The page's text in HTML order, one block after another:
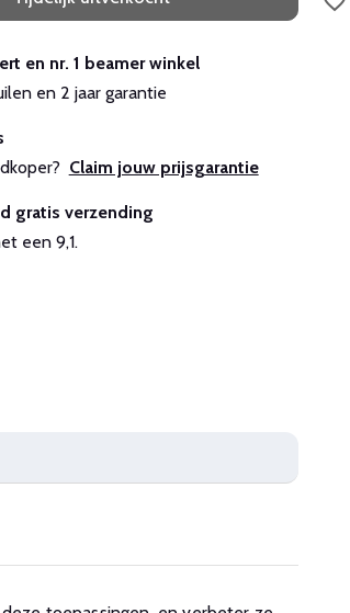
en nr. 1 beamer winkel
en 2 jaar garantie
Claim jouw prijsgarantie
gratis verzending
een 9,1.